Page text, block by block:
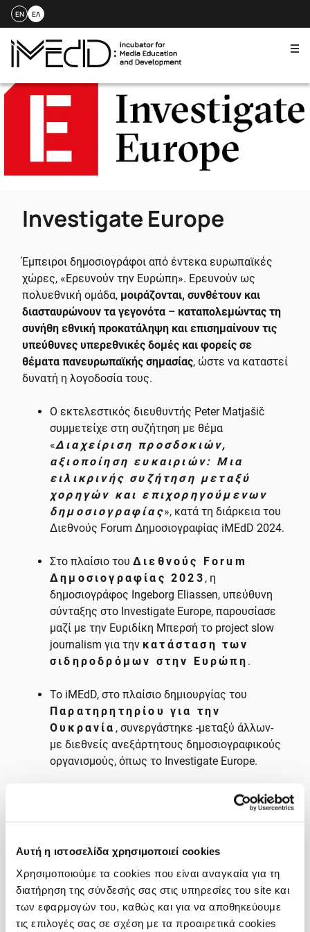
Αυτή η ιστοσελίδα χρησιμοποιεί cookies
Χρησιμοποιούμε τα cookies που είναι αναγκαία για τη
διατήρηση της σύνδεσής σας στις υπηρεσίες του site και
των εφαρμογών του, καθώς και για να αποθηκεύουμε
τις επιλογές σας σε σχέση με τα προαιρετικά cookies
to
EN ΕΛ
Investigate Europe
Έμπειροι δημοσιογράφοι από έντεκα ευρωπαϊκές
χώρες, «Ερευνούν την Ευρώπη». Ερευνούν ως
πολυεθνική ομάδα, μοιράζονται, συνθέτουν και
διασταυρώνουν τα γεγονότα – καταπολεμώντας τη
συνήθη εθνική προκατάληψη και επισημαίνουν τις
υπεύθυνες υπερεθνικές δομές και φορείς σε
θέματα πανευρωπαϊκής σημασίας, ώστε να καταστεί
δυνατή η λογοδοσία τους.
Ο εκτελεστικός διευθυντής Peter Matjašič
συμμετείχε στη συζήτηση με θέμα
«Διαχείριση προσδοκιών,
αξιοποίηση ευκαιριών: Μια
ειλικρινής συζήτηση μεταξύ
χορηγών και επιχορηγούμενων
δημοσιογραφίας», κατά τη διάρκεια του
Διεθνούς Forum Δημοσιογραφίας iMEdD 2024.
Στο πλαίσιο του Διεθνούς Forum
Δημοσιογραφίας 2023 , η
δημοσιογράφος Ingeborg Eliassen, υπεύθυνη
σύνταξης στο Investigate Europe, παρουσίασε
μαζί με την Ευριδίκη Μπερσή το project slow
journalism για την κατάσταση των
σιδηροδρόμων στην Ευρώπη .
Το iMEdD, στο πλαίσιο δημιουργίας του
Παρατηρητηρίου για την
Ουκρανία , συνεργάστηκε -μεταξύ άλλων-
με διεθνείς ανεξάρτητους δημοσιογραφικούς
οργανισμούς, όπως το Investigate Europe.
Επίσης, στο πλαίσιο του Ideas Zone του 2020,
πραγματοποίηθηκαν δύο εργαστήρια με θέμα
πανδημίας και εισηγητές τους
δημοσιογράφους του Investigate Europe, Paulo
Pena και Wojciech Cieśla, και τη Διασυνοριακή
έρευνα COVID. Case study: Εμβόλια, με
εισηγητές τους Ingeborg Eliassen και Juliet
Ferguson -επίσης δημοσιογράφους του